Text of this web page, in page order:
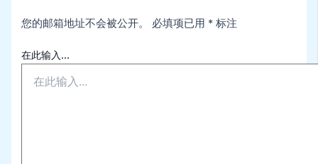
您的邮箱地址不会被公开。 必填项已用 * 标注
在此输入...